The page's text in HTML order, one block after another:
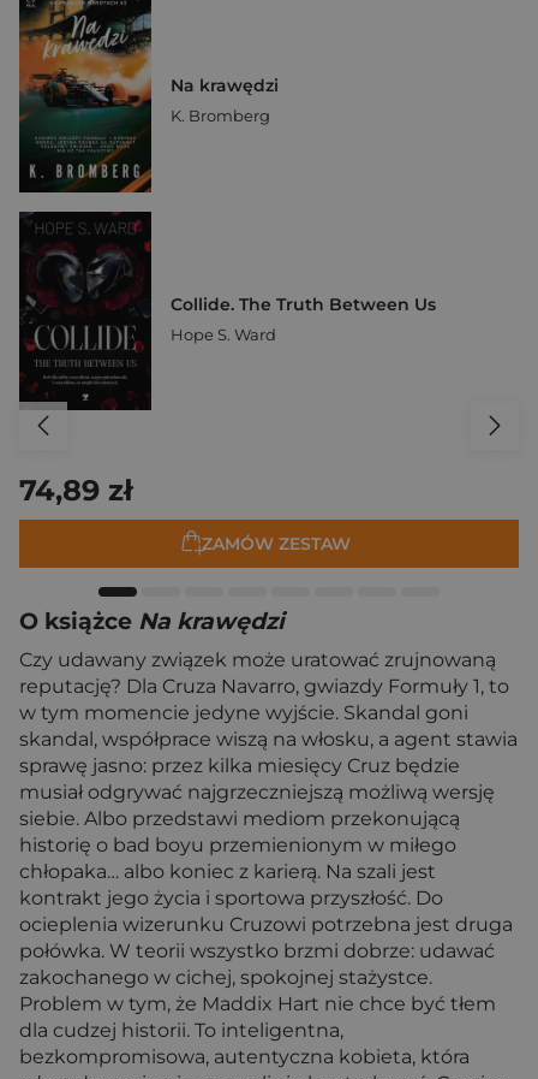
Na krawędzi
K. Bromberg
Collide. The Truth Between Us
Hope S. Ward
74,89 zł
ZAMÓW ZESTAW
O książce Na krawędzi
Czy udawany związek może uratować zrujnowaną
reputację? Dla Cruza Navarro, gwiazdy Formuły 1, to
w tym momencie jedyne wyjście. Skandal goni
skandal, współprace wiszą na włosku, a agent stawia
sprawę jasno: przez kilka miesięcy Cruz będzie
musiał odgrywać najgrzeczniejszą możliwą wersję
siebie. Albo przedstawi mediom przekonującą
historię o bad boyu przemienionym w miłego
chłopaka… albo koniec z karierą. Na szali jest
kontrakt jego życia i sportowa przyszłość. Do
ocieplenia wizerunku Cruzowi potrzebna jest druga
połówka. W teorii wszystko brzmi dobrze: udawać
zakochanego w cichej, spokojnej stażystce.
Problem w tym, że Maddix Hart nie chce być tłem
dla cudzej historii. To inteligentna,
bezkompromisowa, autentyczna kobieta, która